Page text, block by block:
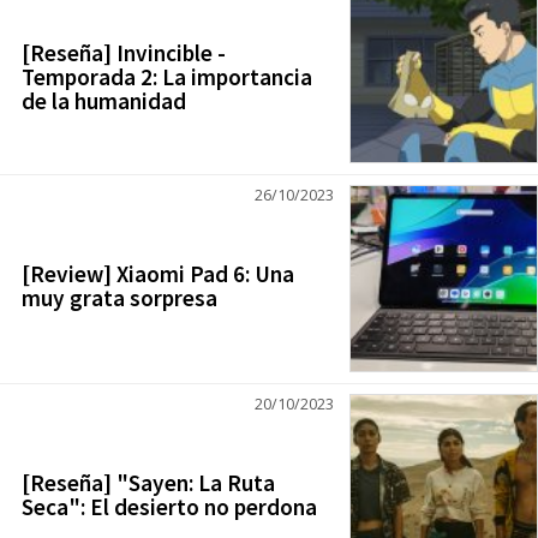
[Reseña] Invincible -
Temporada 2: La importancia
de la humanidad
26/10/2023
[Review] Xiaomi Pad 6: Una
muy grata sorpresa
20/10/2023
[Reseña] "Sayen: La Ruta
Seca": El desierto no perdona